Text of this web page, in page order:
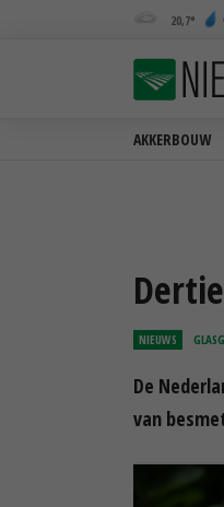
20,7
AKKERBOUW
NIEUWS
De
van